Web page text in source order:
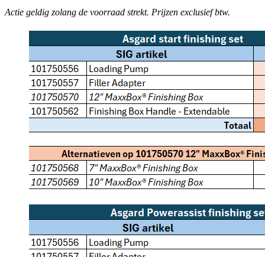
Actie geldig zolang de voorraad strekt. Prijzen exclusief btw.